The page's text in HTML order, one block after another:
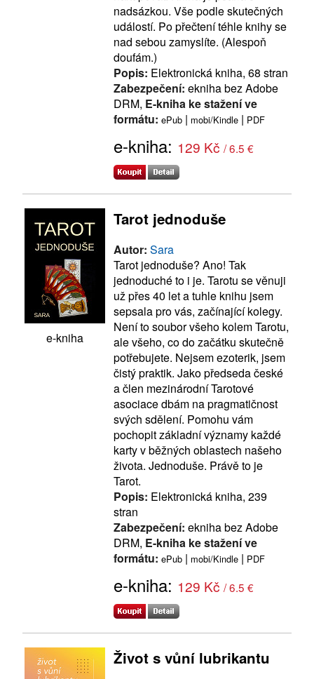
nadsázkou. Vše podle skutečných
událostí. Po přečtení téhle knihy se
nad sebou zamyslíte. (Alespoň
doufám.)
Popis: Elektronická kniha, 68 stran
Zabezpečení: ekniha bez Adobe
DRM, E-kniha ke stažení ve
formátu: ePub | mobi/Kindle | PDF
e-kniha: 129 Kč / 6.5 €
e-kniha
Tarot jednoduše
Autor: Sara
Tarot jednoduše? Ano! Tak
jednoduché to i je. Tarotu se věnuji
už přes 40 let a tuhle knihu jsem
sepsala pro vás, začínající kolegy.
Není to soubor všeho kolem Tarotu,
ale všeho, co do začátku skutečně
potřebujete. Nejsem ezoterik, jsem
čistý praktik. Jako předseda české
a člen mezinárodní Tarotové
asociace dbám na pragmatičnost
svých sdělení. Pomohu vám
pochopit základní významy každé
karty v běžných oblastech našeho
života. Jednoduše. Právě to je
Tarot.
Popis: Elektronická kniha, 239
stran
Zabezpečení: ekniha bez Adobe
DRM, E-kniha ke stažení ve
formátu: ePub | mobi/Kindle | PDF
e-kniha: 129 Kč / 6.5 €
Život s vůní lubrikantu